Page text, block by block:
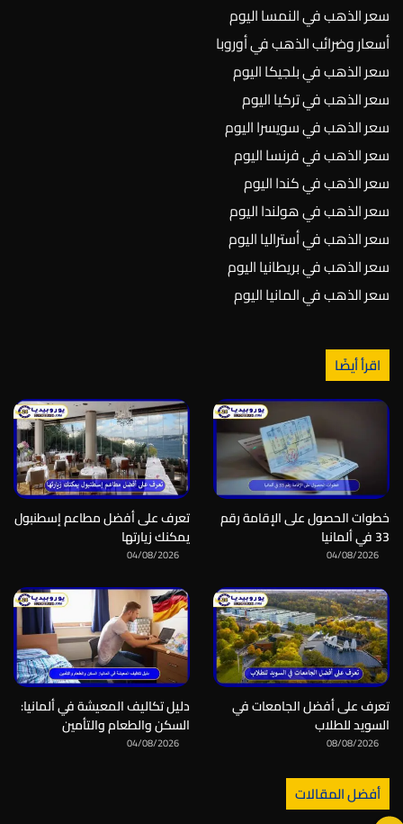
سعر الذهب في النمسا اليوم
أسعار وضرائب الذهب في أوروبا
سعر الذهب في بلجيكا اليوم
سعر الذهب في تركيا اليوم
سعر الذهب في سويسرا اليوم
سعر الذهب في فرنسا اليوم
سعر الذهب في كندا اليوم
سعر الذهب في هولندا اليوم
سعر الذهب في أستراليا اليوم
سعر الذهب في بريطانيا اليوم
سعر الذهب في المانيا اليوم
اقرأ أيضًا
خطوات الحصول على الإقامة رقم
33 في ألمانيا
04/08/2026
تعرف على أفضل مطاعم إسطنبول
يمكنك زيارتها
04/08/2026
تعرف على أفضل الجامعات في
السويد للطلاب
08/08/2026
دليل تكاليف المعيشة في ألمانيا:
السكن والطعام والتأمين
04/08/2026
أفضل المقالات